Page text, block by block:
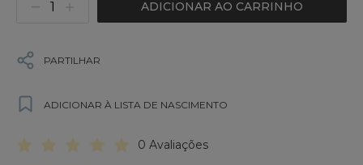
ADICIONAR AO CARRINHO
PARTILHAR
ADICIONAR À LISTA DE NASCIMENTO
0 Avaliações